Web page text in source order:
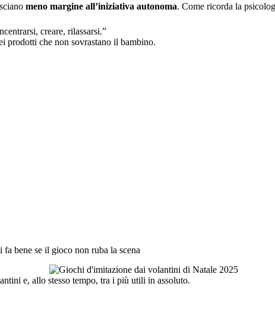
meno margine all’iniziativa autonoma. Come ricorda la
creare, rilassarsi.”
prodotti che non sovrastano il bambino.
bene se il gioco non ruba la scena
e, allo stesso tempo, tra i più utili in assoluto.